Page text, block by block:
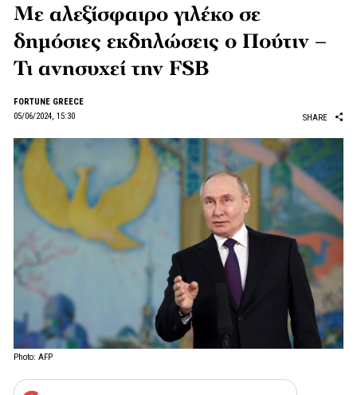
Με αλεξίσφαιρο γιλέκο σε
δημόσιες εκδηλώσεις ο Πούτιν –
Τι ανησυχεί την FSB
FORTUNE GREECE
05/06/2024, 15:30
SHARE
Photo: AFP